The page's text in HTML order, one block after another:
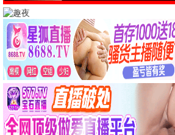
长安的荔枝
古装 / 历史 / 热播